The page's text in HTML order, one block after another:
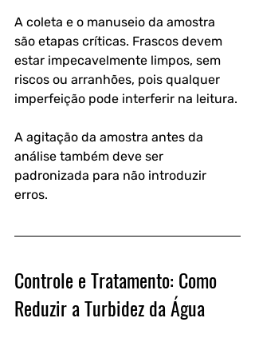
A coleta e o manuseio da amostra
são etapas críticas. Frascos devem
estar impecavelmente limpos, sem
riscos ou arranhões, pois qualquer
imperfeição pode interferir na leitura.
A agitação da amostra antes da
análise também deve ser
padronizada para não introduzir
erros.
Controle e Tratamento: Como
Reduzir a Turbidez da Água